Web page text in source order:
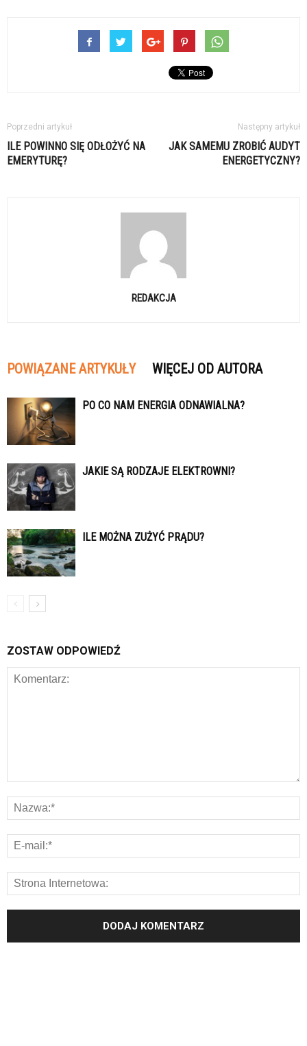
Poprzedni artykuł
ILE POWINNO SIĘ ODŁOŻYĆ NA
EMERYTURĘ?
Następny artykuł
JAK SAMEMU ZROBIĆ AUDYT
ENERGETYCZNY?
REDAKCJA
POWIĄZANE ARTYKUŁY WIĘCEJ OD AUTORA
PO CO NAM ENERGIA ODNAWIALNA?
JAKIE SĄ RODZAJE ELEKTROWNI?
ILE MOŻNA ZUŻYĆ PRĄDU?
ZOSTAW ODPOWIEDŹ